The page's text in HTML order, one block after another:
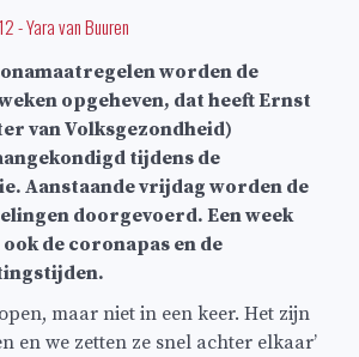
-Yara van Buuren
worden de
opgeheven, dat heeft Ernst
van Volksgezondheid)
tijdens de
Aanstaande vrijdag worden de
doorgevoerd. Een week
de coronapas en de
maar niet in een keer. Het zijn
en we zetten ze snel achter elkaar’